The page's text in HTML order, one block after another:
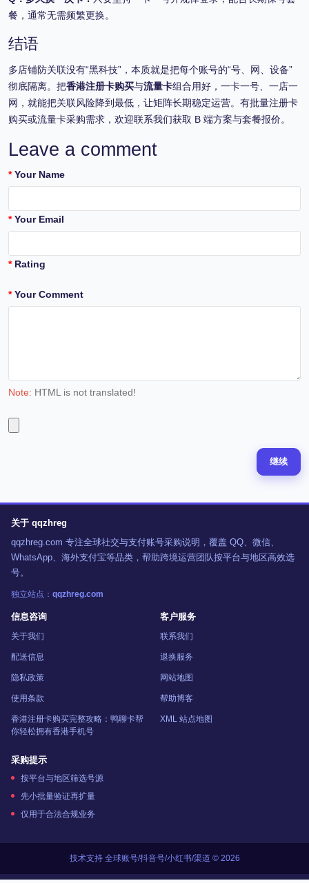
餐，通常无需频繁更换。
结语
多店铺防关联没有“黑科技”，本质就是把每个账号的“号、网、设备”
彻底隔离。把香港注册卡购买与流量卡组合用好，一卡一号、一店一
网，就能把关联风险降到最低，让矩阵长期稳定运营。有批量注册卡
购买或流量卡采购需求，欢迎联系我们获取 B 端方案与套餐报价。
Leave a comment
Your Name
Your Email
Rating
Your Comment
Note: HTML is not translated!
继续
关于 qqzhreg
qqzhreg.com 专注全球社交与支付账号采购说明，覆盖 QQ、微信、
WhatsApp、海外支付宝等品类，帮助跨境运营团队按平台与地区高效选
号。
独立站点： qqzhreg.com
信息咨询
关于我们
配送信息
隐私政策
使用条款
香港注册卡购买完整攻略：鸭聊卡帮
你轻松拥有香港手机号
客户服务
联系我们
退换服务
网站地图
帮助博客
XML 站点地图
采购提示
按平台与地区筛选号源
先小批量验证再扩量
仅用于合法合规业务
技术支持 全球账号/抖音号/小红书/渠道 © 2026